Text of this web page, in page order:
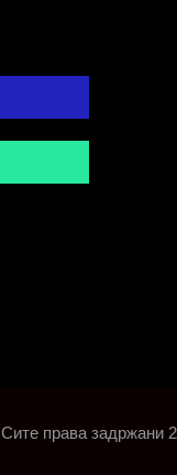
Сите права задржани